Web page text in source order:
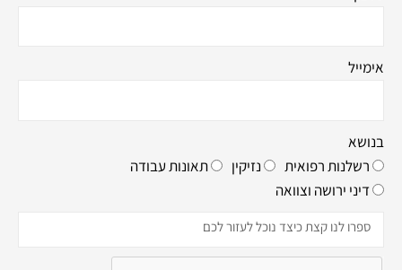
אימייל
בנושא
רשלנות רפואית
נזיקין
תאונות עבודה
דיני ירושה וצוואה